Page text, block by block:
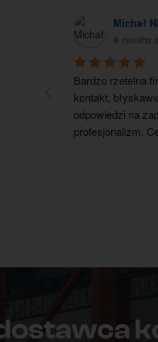
Michał
8 months
Bardzo rzetelna
kontakt,
odpowiedzi na
profesjonalizm.